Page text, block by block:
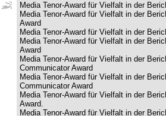
Media Tenor-Award für Vielfalt in der
Media Tenor-Award für Vielfalt in der
Award
Media Tenor-Award für Vielfalt in der
Media Tenor-Award für Vielfalt in der
Award
Media Tenor-Award für Vielfalt in der
Communicator Award
Media Tenor-Award für Vielfalt in der
Communicator Award
Media Tenor-Award für Vielfalt in der
Award.
Media Tenor-Award für Vielfalt in der